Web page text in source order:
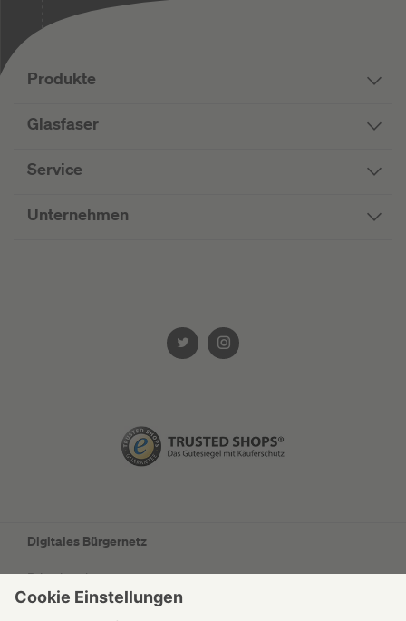
Produkte
Glasfaser
Service
Unternehmen
Digitales Bürgernetz
Privatkunden